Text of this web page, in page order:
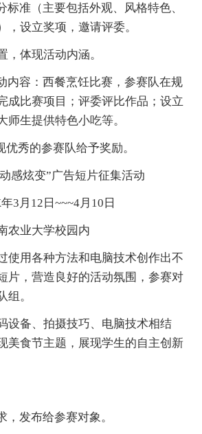
准（主要包括外观、风格特色、
，设立奖项，邀请评委。
体现活动内涵。
容：西餐烹饪比赛，参赛队在规
成比赛项目；评委评比作品；设立
师生提供特色小吃等。
秀的参赛队给予奖励。
炫变”广告短片征集活动
月12日~~~4月10日
业大学校园内
用各种方法和电脑技术创作出不
片，营造良好的活动氛围，参赛对
组。
备、拍摄技巧、电脑技术相结
美食节主题，展现学生的自主创新
发布给参赛对象。